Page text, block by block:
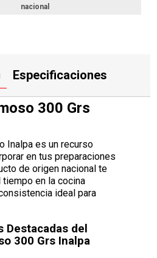
Cremoso 300 Grs Inalpa
a tu ritmo de vida, permitiéndote
mayor sencillez.
en el punto de entrega más
nacional
Especificaciones
300 Grs
Inalpa es un recurso
en tus preparaciones
de origen nacional te
en la cocina
ideal para
Destacadas del
300 Grs Inalpa